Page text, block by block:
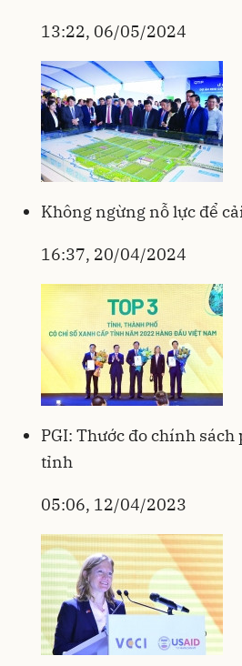
13:22, 06/05/2024
Không ngừng nỗ lực để
16:37, 20/04/2024
PGI: Thước đo chính
tỉnh
05:06, 12/04/2023